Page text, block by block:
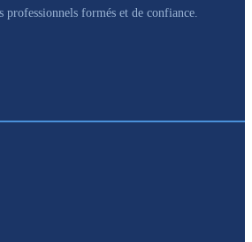
formés et de confiance.